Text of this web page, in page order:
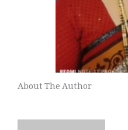
About The Author